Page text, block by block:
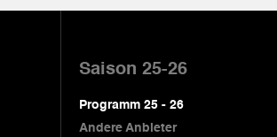
Saison 25-26
Programm 25 - 26
Andere Anbieter